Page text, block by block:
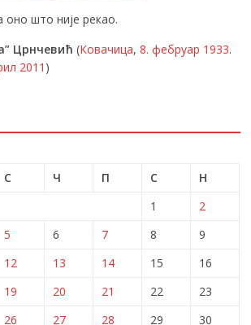
оно што није рекао.
Црнчевић (Ковачица,8. фебруар 1933.
2011 )
С Ч П С
Н
1
2
5 6 7 8
9
12 13 14 15
16
19 20 21 22
23
26 27 28 29 30